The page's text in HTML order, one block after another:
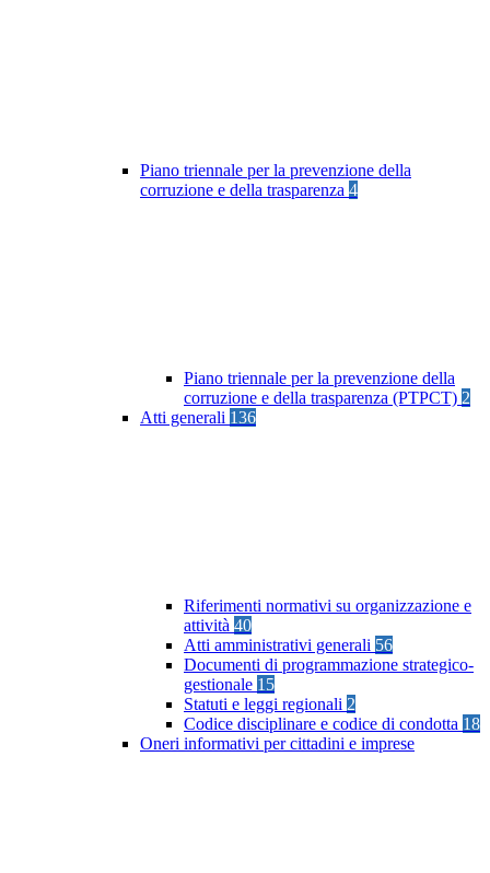
Piano triennale per la prevenzione della
corruzione e della trasparenza 4
Piano triennale per la prevenzione della
corruzione e della trasparenza (PTPCT) 2
Atti generali 136
Riferimenti normativi su organizzazione e
attività 40
Atti amministrativi generali 56
Documenti di programmazione strategico-
gestionale 15
Statuti e leggi regionali 2
Codice disciplinare e codice di condotta 18
Oneri informativi per cittadini e imprese